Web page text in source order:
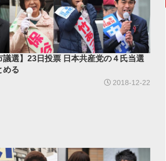
議選】23日投票 日本共産党の４氏当選
る
2018-12-22